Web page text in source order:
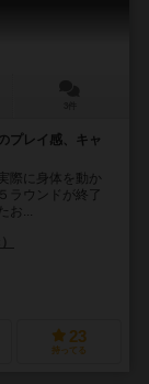
プレイ感、キャ
際に身体を動か
ラウンドが終了
...
23
持ってる